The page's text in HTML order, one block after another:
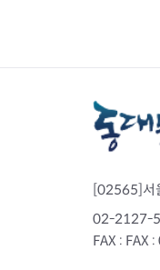
[02565]서
02-2127-
FAX :